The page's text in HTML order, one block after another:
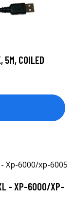
5M, COILED
- XP-6000/XP-